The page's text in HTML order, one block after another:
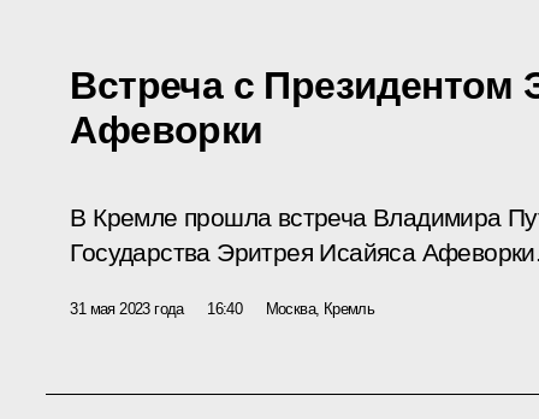
Встреча с Президентом
Афеворки
В Кремле прошла встреча Владимира
Государства Эритрея Исайяса
31 мая 2023 года 16:40 Москва, Кремль